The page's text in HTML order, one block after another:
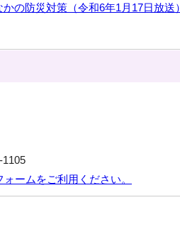
の防災対策（令和6年1月17日放送）
ームをご利用ください。